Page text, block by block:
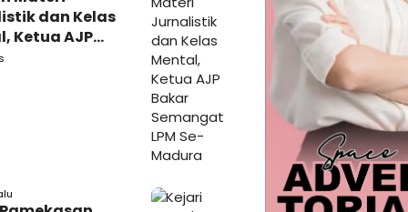
dan Kelas
Ketua AJP
LPM